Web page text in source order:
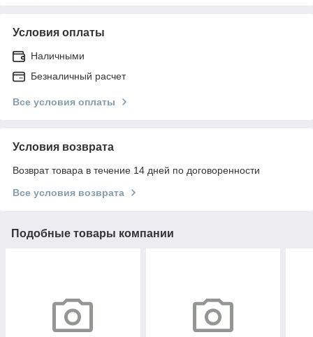
Условия оплаты
Наличными
Безналичный расчет
Все условия оплаты
Условия возврата
Возврат товара в течение 14 дней по договоренности
Все условия возврата
Подобные товары компании